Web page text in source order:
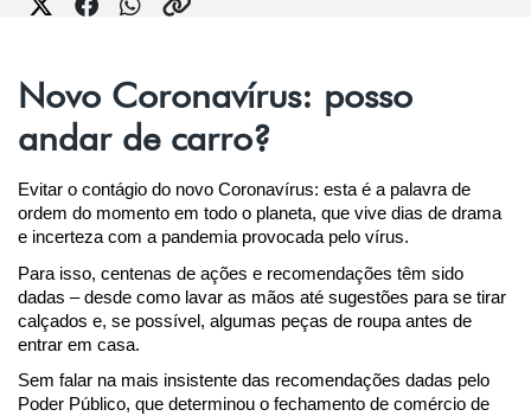
Novo Coronavírus: posso
andar de carro?
Evitar o contágio do novo Coronavírus: esta é a palavra de
ordem do momento em todo o planeta, que vive dias de drama
e incerteza com a pandemia provocada pelo vírus.
Para isso, centenas de ações e recomendações têm sido
dadas – desde como lavar as mãos até sugestões para se tirar
calçados e, se possível, algumas peças de roupa antes de
entrar em casa.
Sem falar na mais insistente das recomendações dadas pelo
Poder Público, que determinou o fechamento de comércio de